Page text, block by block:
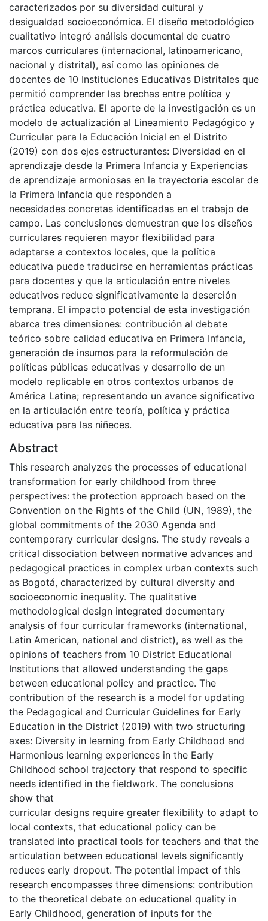
caracterizados por su diversidad cultural y
desigualdad socioeconómica. El diseño metodológico
cualitativo integró análisis documental de cuatro
marcos curriculares (internacional, latinoamericano,
nacional y distrital), así como las opiniones de
docentes de 10 Instituciones Educativas Distritales que
permitió comprender las brechas entre política y
práctica educativa. El aporte de la investigación es un
modelo de actualización al Lineamiento Pedagógico y
Curricular para la Educación Inicial en el Distrito
(2019) con dos ejes estructurantes: Diversidad en el
aprendizaje desde la Primera Infancia y Experiencias
de aprendizaje armoniosas en la trayectoria escolar de
la Primera Infancia que responden a
necesidades concretas identificadas en el trabajo de
campo. Las conclusiones demuestran que los diseños
curriculares requieren mayor flexibilidad para
adaptarse a contextos locales, que la política
educativa puede traducirse en herramientas prácticas
para docentes y que la articulación entre niveles
educativos reduce significativamente la deserción
temprana. El impacto potencial de esta investigación
abarca tres dimensiones: contribución al debate
teórico sobre calidad educativa en Primera Infancia,
generación de insumos para la reformulación de
políticas públicas educativas y desarrollo de un
modelo replicable en otros contextos urbanos de
América Latina; representando un avance significativo
en la articulación entre teoría, política y práctica
educativa para las niñeces.
Abstract
This research analyzes the processes of educational
transformation for early childhood from three
perspectives: the protection approach based on the
Convention on the Rights of the Child (UN, 1989), the
global commitments of the 2030 Agenda and
contemporary curricular designs. The study reveals a
critical dissociation between normative advances and
pedagogical practices in complex urban contexts such
as Bogotá, characterized by cultural diversity and
socioeconomic inequality. The qualitative
methodological design integrated documentary
analysis of four curricular frameworks (international,
Latin American, national and district), as well as the
opinions of teachers from 10 District Educational
Institutions that allowed understanding the gaps
between educational policy and practice. The
contribution of the research is a model for updating
the Pedagogical and Curricular Guidelines for Early
Education in the District (2019) with two structuring
axes: Diversity in learning from Early Childhood and
Harmonious learning experiences in the Early
Childhood school trajectory that respond to specific
needs identified in the fieldwork. The conclusions
show that
curricular designs require greater flexibility to adapt to
local contexts, that educational policy can be
translated into practical tools for teachers and that the
articulation between educational levels significantly
reduces early dropout. The potential impact of this
research encompasses three dimensions: contribution
to the theoretical debate on educational quality in
Early Childhood, generation of inputs for the